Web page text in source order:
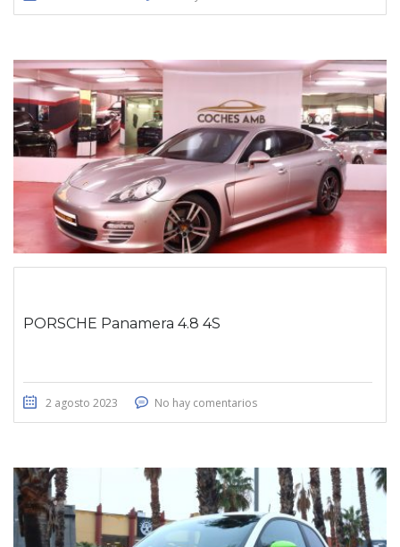
PORSCHE Panamera 4.8 4S
2 agosto 2023 No hay comentarios